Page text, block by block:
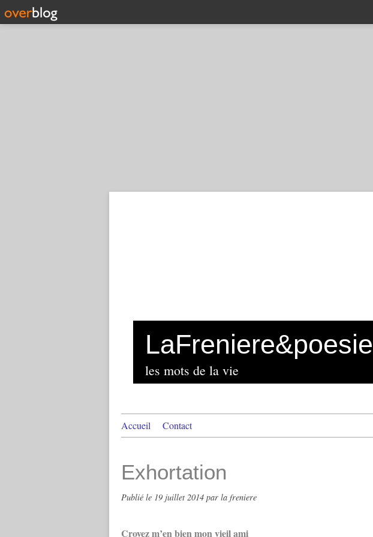
LaFreniere&poesie
les mots de la vie
Accueil Contact
Exhortation
Publié le 19 juillet 2014 par la freniere
Croyez m’en bien mon vieil ami